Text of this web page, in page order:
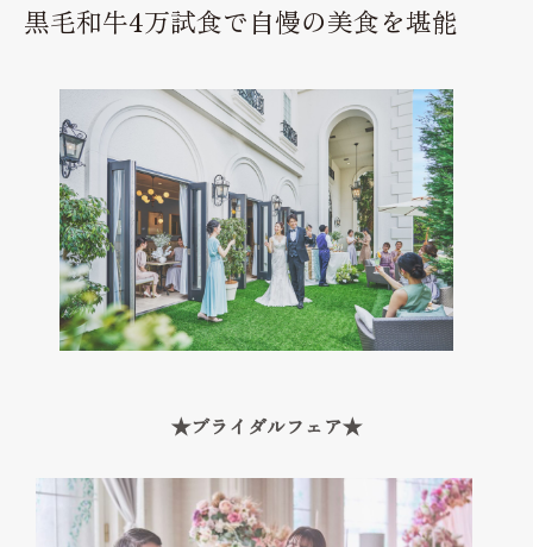
ペット婚
料理・ケーキ
Cuisine & Sweets
ベストレート保証
Best rate guarantee
私たちの想い
ウェディングレポート
口コミランキング
黒毛和牛4万試食で自慢の美食を堪能
★ブライダルフェア★